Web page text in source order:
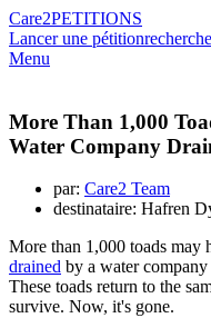
Care2PETITIONS
Lancer une pétition
Menu
More Than 1,000
Water Company
par: Care2 Team
destinataire: Hafren
More than 1,000 toads may
drained by a water
These toads return to the
survive. Now, it's gone.